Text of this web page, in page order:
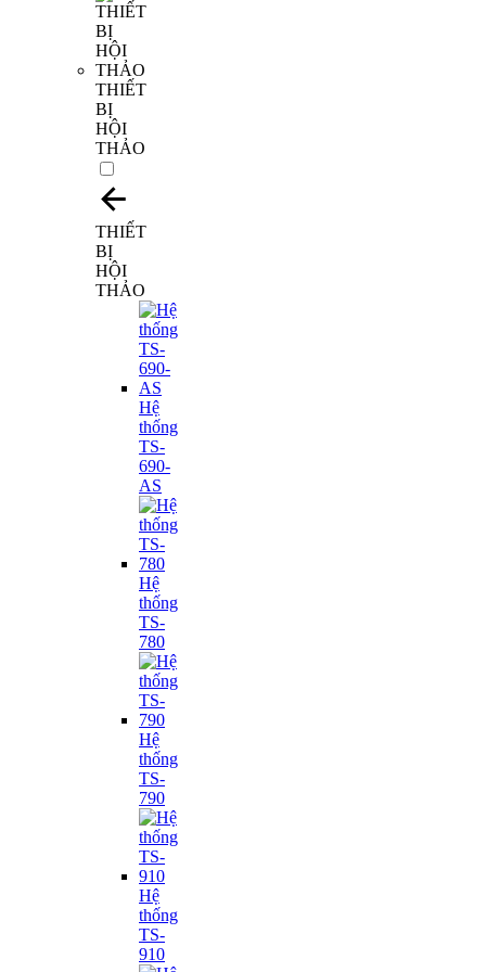
THIẾT
BỊ
HỘI
THẢO
THIẾT
BỊ
HỘI
THẢO
Hệ
thống
TS-
690-
AS
Hệ
thống
TS-
780
Hệ
thống
TS-
790
Hệ
thống
TS-
910